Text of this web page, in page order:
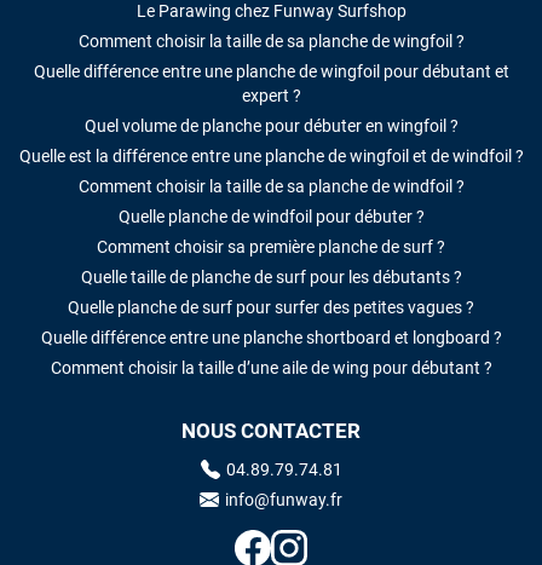
Le Parawing chez Funway Surfshop
Comment choisir la taille de sa planche de wingfoil ?
Quelle différence entre une planche de wingfoil pour débutant et
expert ?
Quel volume de planche pour débuter en wingfoil ?
Quelle est la différence entre une planche de wingfoil et de windfoil ?
Comment choisir la taille de sa planche de windfoil ?
Quelle planche de windfoil pour débuter ?
Comment choisir sa première planche de surf ?
Quelle taille de planche de surf pour les débutants ?
Quelle planche de surf pour surfer des petites vagues ?
Quelle différence entre une planche shortboard et longboard ?
Comment choisir la taille d’une aile de wing pour débutant ?
NOUS CONTACTER
04.89.79.74.81
info@funway.fr